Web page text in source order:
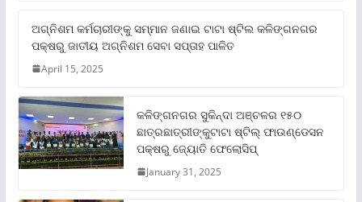
ଅଗ୍ନିଶମ କର୍ମଚାରୀଙ୍କୁ ସମ୍ମାନ ଜଣାଇ ଟାଟା ଷ୍ଟିଲ କଳିଙ୍ଗନଗର
ପକ୍ଷରୁ ଜାତୀୟ ଅଗ୍ନିଶମ ସେବା ସପ୍ତାହ ପାଳିତ
April 15, 2025
କଳିଙ୍ଗନଗର ସୁକିନ୍ଦା ଅଞ୍ଚଳର ୧୫୦
ଛାତ୍ରଛାତ୍ରୀଙ୍କୁଟାଟା ଷ୍ଟିଲ୍ ଫାଉଣ୍ଡେସନ
ପକ୍ଷରୁ ଜ୍ୟୋତି ଫେଲୋସିପ୍‌
January 31, 2025